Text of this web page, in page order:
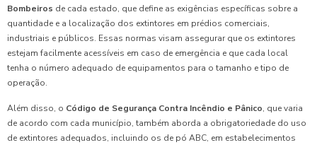
Bombeiros de cada estado, que define as exigências específicas sobre a
quantidade e a localização dos extintores em prédios comerciais,
industriais e públicos. Essas normas visam assegurar que os extintores
estejam facilmente acessíveis em caso de emergência e que cada local
tenha o número adequado de equipamentos para o tamanho e tipo de
operação.
Além disso, o Código de Segurança Contra Incêndio e Pânico, que varia
de acordo com cada município, também aborda a obrigatoriedade do uso
de extintores adequados, incluindo os de pó ABC, em estabelecimentos